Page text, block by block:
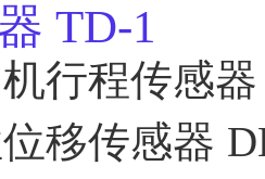
TD-1
行程传感器
移传感器